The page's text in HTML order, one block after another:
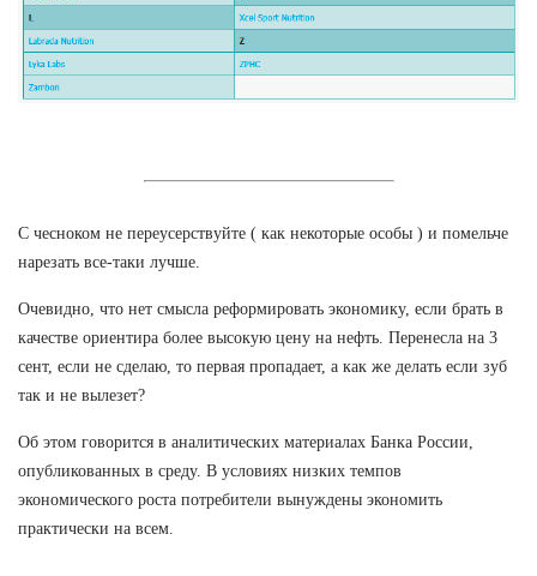
С чесноком не переусерствуйте ( как некоторые особы ) и помельче
нарезать все-таки лучше.
Очевидно, что нет смысла реформировать экономику, если брать в
качестве ориентира более высокую цену на нефть. Перенесла на 3
сент, если не сделаю, то первая пропадает, а как же делать если зуб
так и не вылезет?
Об этом говорится в аналитических материалах Банка России,
опубликованных в среду. В условиях низких темпов
экономического роста потребители вынуждены экономить
практически на всем.